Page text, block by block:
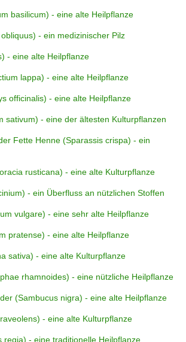
basilicum) - eine alte Heilpflanze
- ein medizinischer Pilz
- eine alte Heilpflanze
lappa) - eine alte Heilpflanze
officinalis) - eine alte Heilpflanze
sativum) - eine der ältesten Kulturpflanzen
Fette Henne (Sparassis crispa) - ein
rusticana) - eine alte Kulturpflanze
- ein Überfluss an nützlichen Stoffen
vulgare) - eine sehr alte Heilpflanze
pratense) - eine alte Heilpflanze
sativa) - eine alte Kulturpflanze
rhamnoides) - eine nützliche Heilpflanze
(Sambucus nigra) - eine alte Heilpflanze
- eine alte Kulturpflanze
regia) - eine traditionelle Heilpflanze